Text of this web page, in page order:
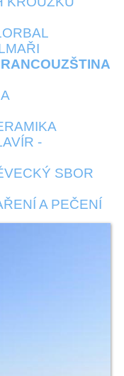
-
SBOR
A PEČENÍ